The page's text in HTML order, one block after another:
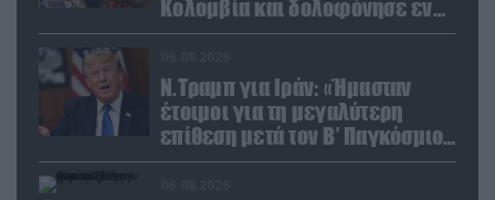
Κολομβία και δολοφόνησε εν
ψυχρώ νεαρό ζευγάρι
Ν.Τραμπ για Ιράν: «Ήμασταν
έτοιμοι για τη μεγαλύτερη
επίθεση μετά τον Β’ Παγκόσμιο
Πόλεμο» (βίντεο)